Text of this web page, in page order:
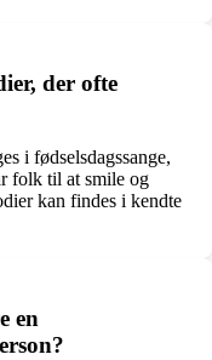
der ofte
i fødselsdagssange,
folk til at smile og
kan findes i kendte
en